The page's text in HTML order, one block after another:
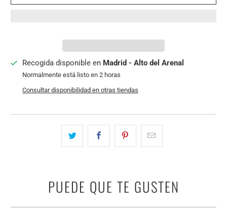
Recogida disponible en Madrid - Alto del Arenal
Normalmente está listo en 2 horas
Consultar disponibilidad en otras tiendas
PUEDE QUE TE GUSTEN